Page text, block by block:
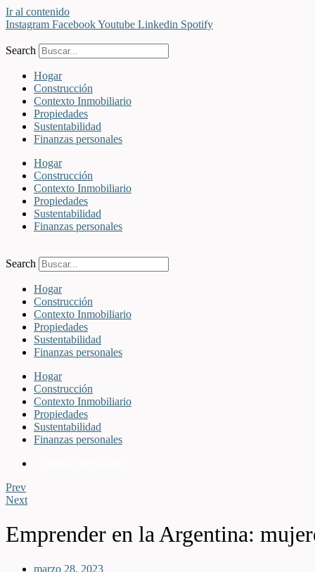
Ir al contenido
Instagram FacebookYoutube Linkedin Spotify
Search
Hogar
Construcción
Contexto Inmobiliario
Propiedades
Sustentabilidad
Finanzas personales
Hogar
Construcción
Contexto Inmobiliario
Propiedades
Sustentabilidad
Finanzas personales
Search
Hogar
Construcción
Contexto Inmobiliario
Propiedades
Sustentabilidad
Finanzas personales
Hogar
Construcción
Contexto Inmobiliario
Propiedades
Sustentabilidad
Finanzas personales
Prev
Next
Emprender en la Argentina:
marzo 28, 2023